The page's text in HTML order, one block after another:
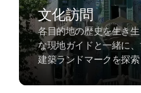
文化訪問
各目的地の歴史を生き
な現地ガイドと一緒に
建築ランドマークを探